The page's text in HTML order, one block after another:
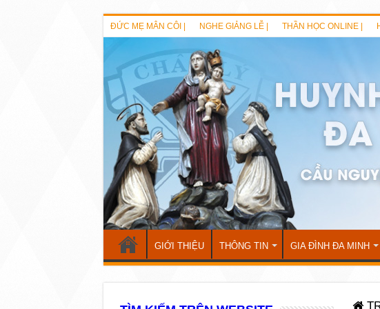
ĐỨC MẸ MÂN CÔI | NGHE GIẢNG LỄ | THẦN HỌC ONLINE |
GIỚI THIỆU THÔNG TIN GIA ĐÌNH ĐA MINH